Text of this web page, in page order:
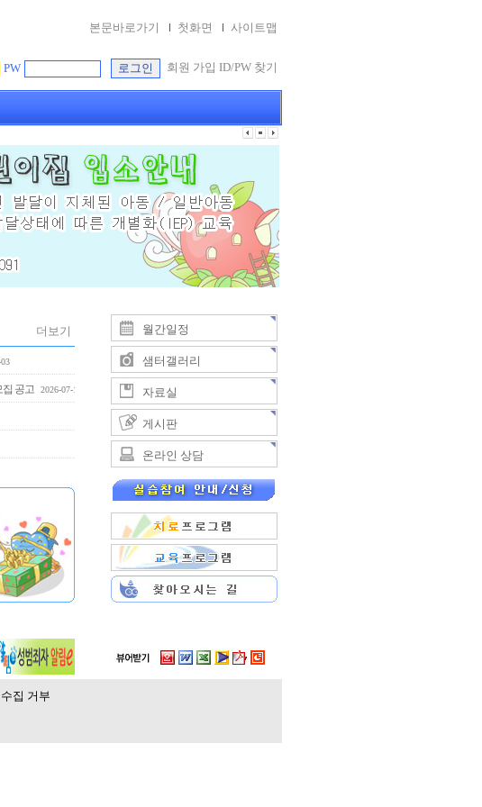
본문바로가기 첫화면 사이트맵
PW 회원 가입 ID/PW 찾기
집 공고 2026-07-14
더보기 월간일정
샘터갤러리
자료실
게시판
온라인 상담
집 거부